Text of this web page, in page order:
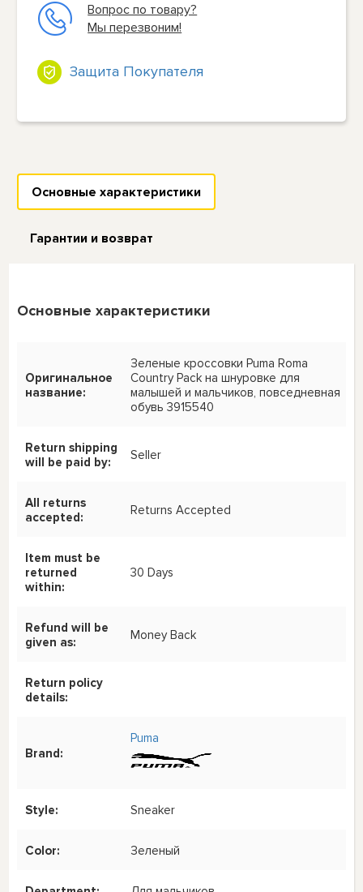
Вопрос по товару?
Мы перезвоним!
Защита Покупателя
Основные характеристики
Гарантии и возврат
Основные характеристики
Оригинальное
название:
Зеленые кроссовки Puma Roma
Country Pack на шнуровке для
малышей и мальчиков, повседневная
обувь 3915540
Return shipping
will be paid by:
Seller
All returns
accepted:
Returns Accepted
Item must be
returned
within:
30 Days
Refund will be
given as:
Money Back
Return policy
details:
Brand:
Puma
Style: Sneaker
Color: Зеленый